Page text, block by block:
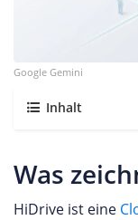
Google Gemini
Inhalt
Was
HiDrive ist eine